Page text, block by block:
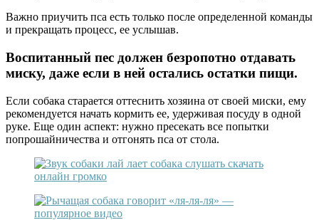
Важно приучить пса есть только после определенной команды
и прекращать процесс, ее услышав.
Воспитанный пес должен безропотно отдавать
миску, даже если в ней остались остатки пищи.
Если собака старается оттеснить хозяина от своей миски, ему
рекомендуется начать кормить ее, удерживая посуду в одной
руке. Еще один аспект: нужно пресекать все попытки
попрошайничества и отгонять пса от стола.